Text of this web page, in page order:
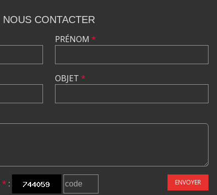
NOUS CONTACTER
PRÉNOM *
OBJET *
* : ENVOYER